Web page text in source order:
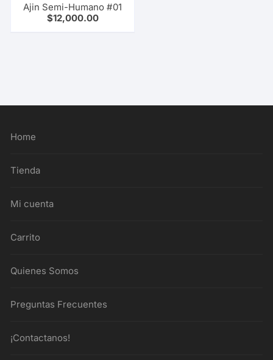
Ajin Semi-Humano #01
$12,000.00
Home
Tienda
Mi cuenta
Carrito
Quienes Somos
Preguntas Frecuentes
¡Contactanos!